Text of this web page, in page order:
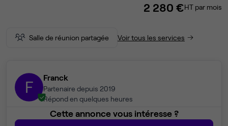
2 280 €HT par mois
Salle de réunion partagée Voir tous les services
F Franck
Partenaire depuis 2019
Répond en quelques heures
Cette annonce vous intéresse ?